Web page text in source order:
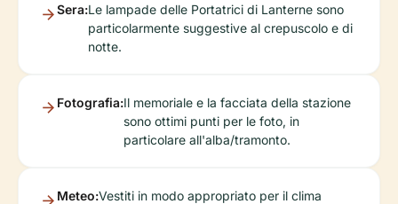
Sera:Le lampade delle Portatrici di Lanterne sono
particolarmente suggestive al crepuscolo e di
notte.
Fotografia:Il memoriale e la facciata della stazione
sono ottimi punti per le foto, in
particolare all'alba/tramonto.
Meteo:Vestiti in modo appropriato per il clima